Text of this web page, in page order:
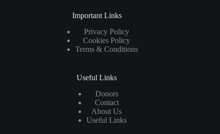
Important Links
Privacy Policy
Cookies Policy
Terms & Conditions
Useful Links
Donors
Contact
About Us
Useful Links